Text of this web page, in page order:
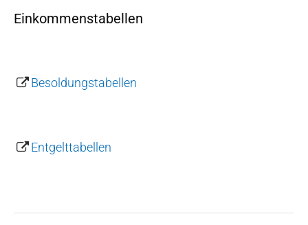
Einkommenstabellen
Besoldungstabellen
Entgelttabellen